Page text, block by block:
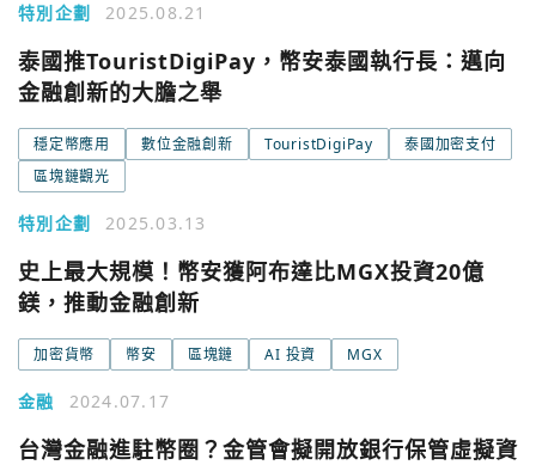
特別企劃 2025.08.21
泰國推TouristDigiPay，幣安泰國執行長：邁向
金融創新的大膽之舉
穩定幣應用 數位金融創新 TouristDigiPay
泰國加密支付
區塊鏈觀光
特別企劃 2025.03.13
史上最大規模！幣安獲阿布達比MGX投資20億
鎂，推動金融創新
加密貨幣 幣安 區塊鏈 AI 投資 MGX
金融 2024.07.17
台灣金融進駐幣圈？金管會擬開放銀行保管虛擬資